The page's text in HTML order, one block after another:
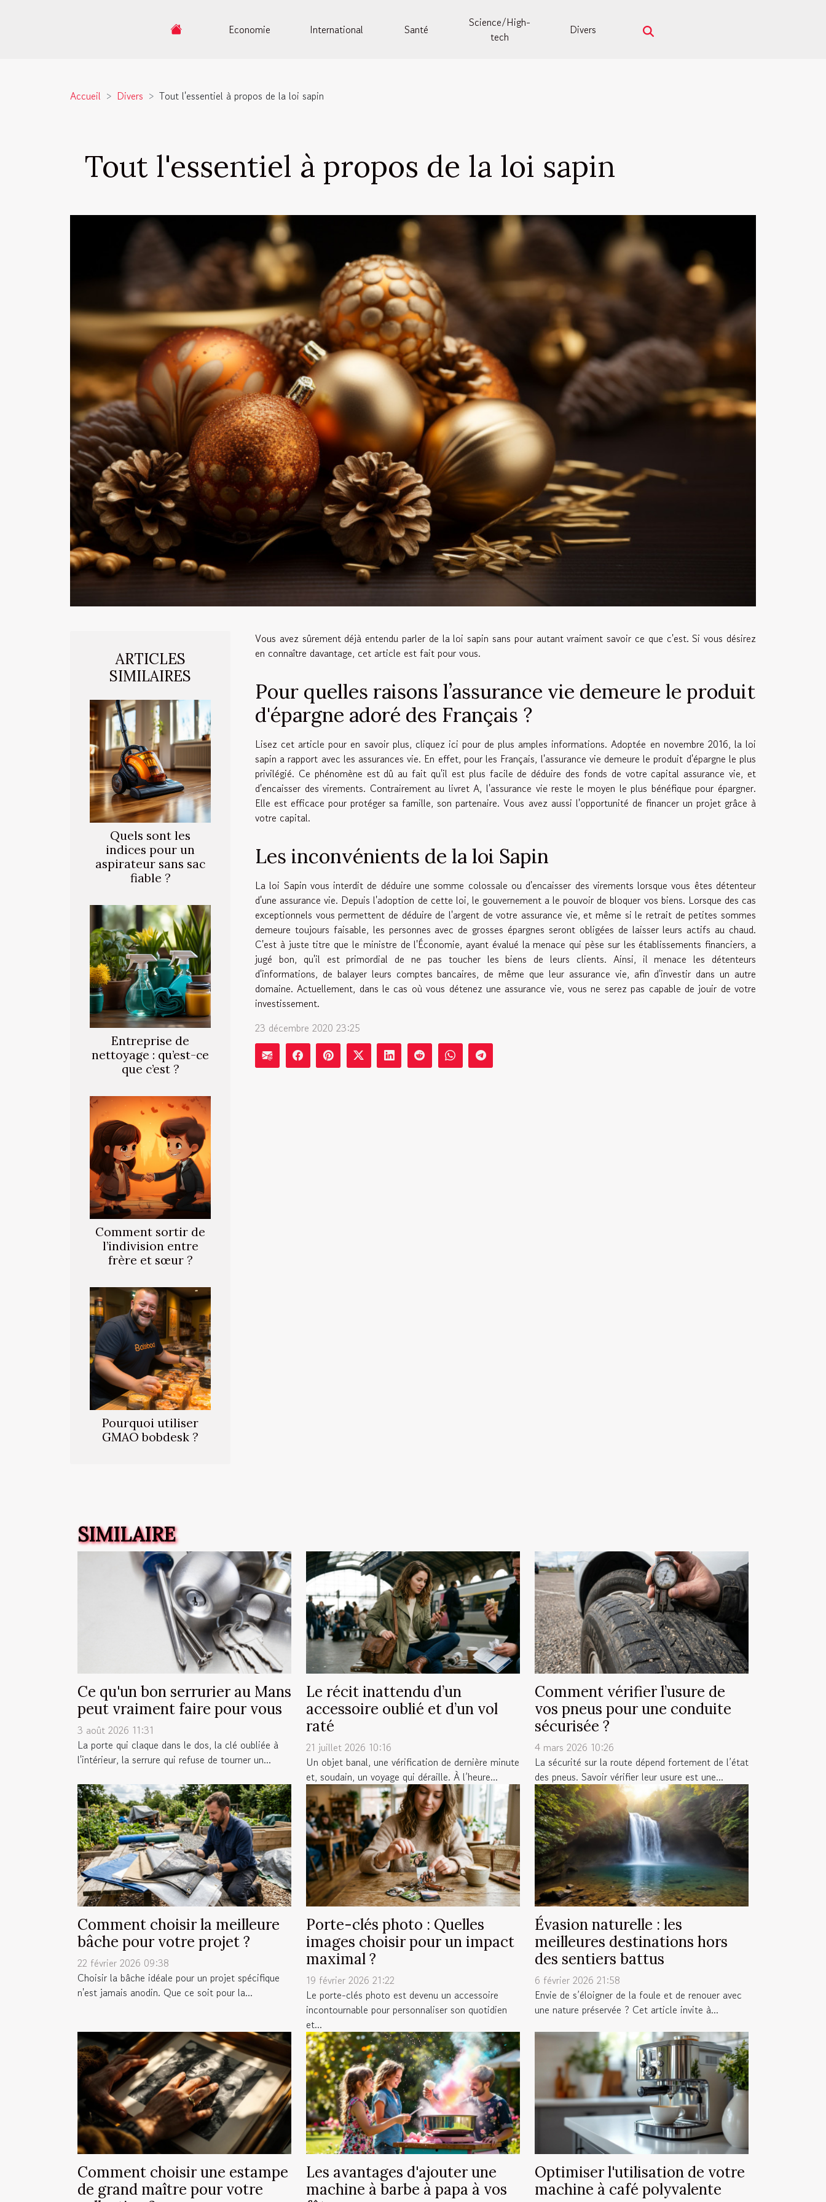
Economie International Santé
Science/High-
tech
Divers
Accueil Divers Tout l'essentiel à propos de la loi sapin
Tout l'essentiel à propos de la loi sapin
ARTICLES
SIMILAIRES
Quels sont les
indices pour un
aspirateur sans sac
fiable ?
Entreprise de
nettoyage : qu’est-ce
que c’est ?
Comment sortir de
l’indivision entre
frère et sœur ?
Pourquoi utiliser
GMAO bobdesk ?
Vous avez sûrement déjà entendu parler de la loi sapin sans pour autant vraiment savoir ce que c'est. Si vous désirez
en connaître davantage, cet article est fait pour vous.
Pour quelles raisons l’assurance vie demeure le produit
d'épargne adoré des Français ?
Lisez cet articlepour en savoir plus, cliquez ici pour de plus amples informations. Adoptée en novembre 2016, la loi
sapin a rapport avec les assurances vie. En effet, pour les Français, l'assurance vie demeure le produit d'épargne le plus
privilégié. Ce phénomène est dû au fait qu'il est plus facile de déduire des fonds de votre capital assurance vie, et
d'encaisser des virements. Contrairement au livret A, l'assurance vie reste le moyen le plus bénéfique pour épargner.
Elle est efficace pour protéger sa famille, son partenaire. Vous avez aussi l'opportunité de financer un projet grâce à
votre capital.
Les inconvénients de la loi Sapin
La loi Sapin vous interdit de déduire une somme colossale ou d'encaisser des virements lorsque vous êtes détenteur
d'une assurance vie. Depuis l'adoption de cette loi, le gouvernement a le pouvoir de bloquer vos biens. Lorsque des cas
exceptionnels vous permettent de déduire de l'argent de votre assurance vie, et même si le retrait de petites sommes
demeure toujours faisable, les personnes avec de grosses épargnes seront obligées de laisser leurs actifs au chaud.
C'est à juste titre que le ministre de l'Économie, ayant évalué la menace qui pèse sur les établissements financiers, a
jugé bon, qu'il est primordial de ne pas toucher les biens de leurs clients. Ainsi, il menace les détenteurs
d'informations, de balayer leurs comptes bancaires, de même que leur assurance vie, afin d'investir dans un autre
domaine. Actuellement, dans le cas où vous détenez une assurance vie, vous ne serez pas capable de jouir de votre
investissement.
23 décembre 2020 23:25
SIMILAIRE
Ce qu'un bon serrurier au Mans
peut vraiment faire pour vous
3 août 2026 11:31
La porte qui claque dans le dos, la clé oubliée à
l'intérieur, la serrure qui refuse de tourner un...
Le récit inattendu d’un
accessoire oublié et d’un vol
raté
21 juillet 2026 10:16
Un objet banal, une vérification de dernière minute
et, soudain, un voyage qui déraille. À l’heure...
Comment vérifier l’usure de
vos pneus pour une conduite
sécurisée ?
4 mars 2026 10:26
La sécurité sur la route dépend fortement de l’état
des pneus. Savoir vérifier leur usure est une...
Comment choisir la meilleure
bâche pour votre projet ?
22 février 2026 09:38
Choisir la bâche idéale pour un projet spécifique
n'est jamais anodin. Que ce soit pour la...
Porte-clés photo : Quelles
images choisir pour un impact
maximal ?
19 février 2026 21:22
Le porte-clés photo est devenu un accessoire
incontournable pour personnaliser son quotidien
et...
Évasion naturelle : les
meilleures destinations hors
des sentiers battus
6 février 2026 21:58
Envie de s’éloigner de la foule et de renouer avec
une nature préservée ? Cet article invite à...
Comment choisir une estampe
de grand maître pour votre
Les avantages d'ajouter une
machine à barbe à papa à vos
Optimiser l'utilisation de votre
machine à café polyvalente